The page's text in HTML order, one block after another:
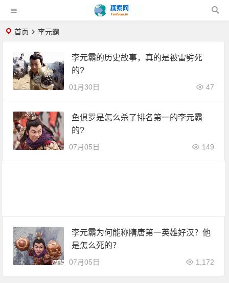
首页 李元霸
李元霸的历史故事，真的是被雷劈死
的?
01月30日 47
鱼俱罗是怎么杀了排名第一的李元霸
的?
07月05日 149
李元霸为何能称隋唐第一英雄好汉？他
是怎么死的？
07月05日 1,172